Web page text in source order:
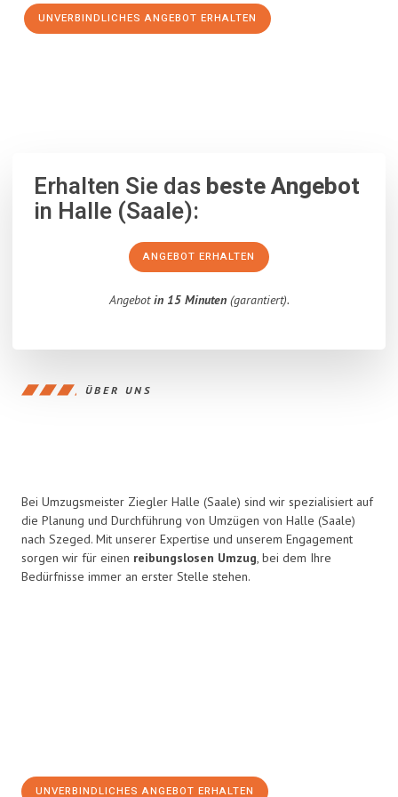
UNVERBINDLICHES ANGEBOT ERHALTEN
Erhalten Sie dasbeste Angebot
in Halle (Saale):
ANGEBOT ERHALTEN
Angebotin 15 Minuten(garantiert).
ÜBER UNS
Bei Umzugsmeister Ziegler Halle (Saale) sind wir spezialisiert auf
die Planung und Durchführung von Umzügen von Halle (Saale)
nach Szeged. Mit unserer Expertise und unserem Engagement
sorgen wir für einen reibungslosen Umzug, bei dem Ihre
Bedürfnisse immer an erster Stelle stehen.
UNVERBINDLICHES ANGEBOT ERHALTEN